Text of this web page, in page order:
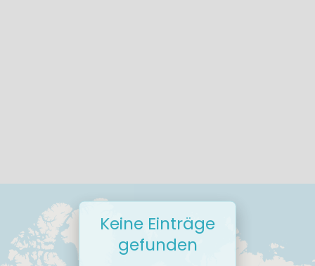
Keine Einträge
gefunden